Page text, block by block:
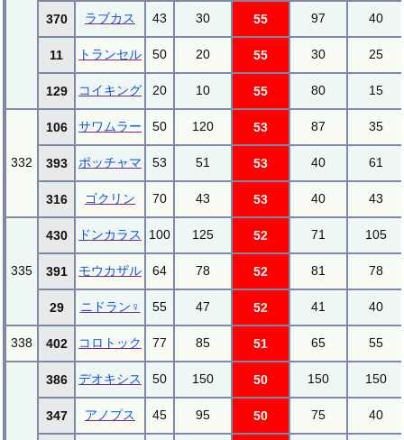
370 ラブカス 43 30 55 97 40
11 トランセル 50 20 55 30 25
129 コイキング 20 10 55 80 15
332
106 サワムラー 50 120 53 87 35
393 ポッチャマ 53 51 53 40 61
316 ゴクリン 70 43 53 40 43
335
430 ドンカラス 100 125 52 71 105
391 モウカザル 64 78 52 81 78
29 ニドラン♀ 55 47 52 41 40
338 402 コロトック 77 85 51 65 55
386 デオキシス 50 150 50 150 150
347 アノプス 45 95 50 75 40